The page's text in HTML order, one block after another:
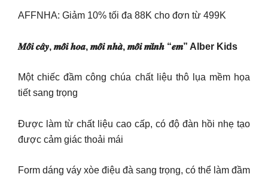
AFFNHA: Giảm 10% tối đa 88K cho đơn từ 499K
𝑴𝒐̂̃𝒊 𝒄𝒂̂𝒚, 𝒎𝒐̂̃𝒊 𝒉𝒐𝒂, 𝒎𝒐̂̃𝒊 𝒏𝒉𝒂̀, 𝒎𝒐̂̃𝒊 𝒎𝒊̀𝒏𝒉 “𝒆𝒎” Alber Kids
Một chiếc đầm công chúa chất liệu thô lụa mềm họa
tiết sang trọng
Được làm từ chất liệu cao cấp, có độ đàn hồi nhẹ tạo
được cảm giác thoải mái
Form dáng váy xòe điệu đà sang trọng, có thể làm đầm